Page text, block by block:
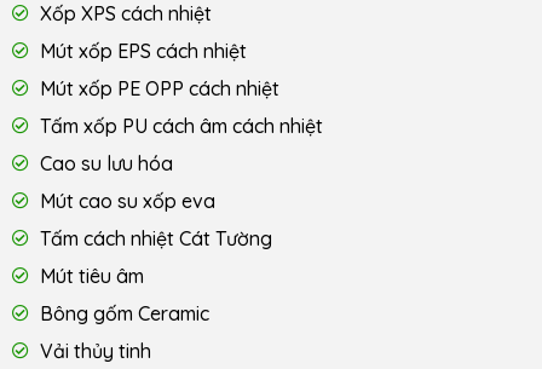
Xốp XPS cách nhiệt
Mút xốp EPS cách nhiệt
Mút xốp PE OPP cách nhiệt
Tấm xốp PU cách âm cách nhiệt
Cao su lưu hóa
Mút cao su xốp eva
Tấm cách nhiệt Cát Tường
Mút tiêu âm
Bông gốm Ceramic
Vải thủy tinh